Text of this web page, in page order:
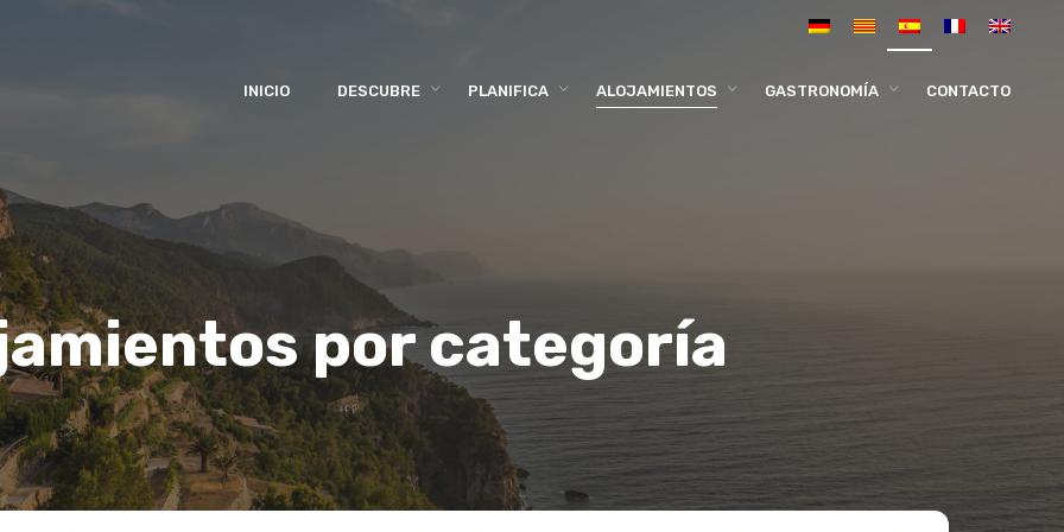
INICIO DESCUBRE PLANIFICA ALOJAMIENTOS GASTRONOMÍA CONTACTO
por categoría